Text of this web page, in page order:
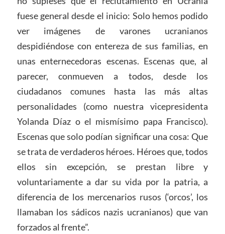
fuese general desde el inicio: Solo hemos podido
ver imágenes de varones ucranianos
despidiéndose con entereza de sus familias, en
unas enternecedoras escenas. Escenas que, al
parecer, conmueven a todos, desde los
ciudadanos comunes hasta las más altas
personalidades (como nuestra vicepresidenta
Yolanda Díaz o el mismísimo papa Francisco).
Escenas que solo podían significar una cosa: Que
se trata de verdaderos héroes. Héroes que, todos
ellos sin excepción, se prestan libre y
voluntariamente a dar su vida por la patria, a
diferencia de los mercenarios rusos (‘orcos’, los
llamaban los sádicos nazis ucranianos) que van
forzados al frente”.